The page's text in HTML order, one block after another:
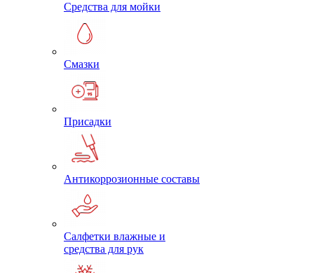
Средства для мойки
Смазки
Присадки
Антикоррозионные составы
Салфетки влажные и
средства для рук